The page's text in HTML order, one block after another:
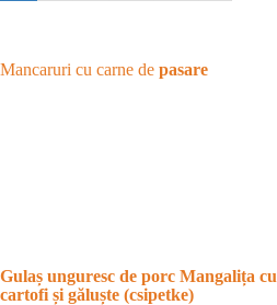
Mancaruri cu carne de pasare
Gulaș unguresc de porc Mangalița cu
cartofi și găluște (csipetke)